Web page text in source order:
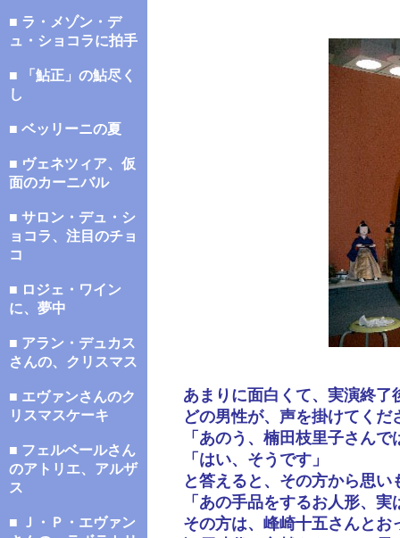
■ ラ・メゾン・デ
ュ・ショコラに拍手
■ 「鮎正」の鮎尽く
し
■ ベッリーニの夏
■ ヴェネツィア、仮
面のカーニバル
■ サロン・デュ・シ
ョコラ、注目のチョ
コ
■ ロジェ・ワイン
に、夢中
■ アラン・デュカス
さんの、クリスマス
■ エヴァンさんのク
リスマスケーキ
■ フェルベールさん
のアトリエ、アルザ
ス
■ Ｊ・Ｐ・エヴァン
あまりに面白くて、実演終
どの男性が、声を掛けてくだ
「あのう、楠田枝里子さん
「はい、そうです」
と答えると、その方から思
「あの手品をするお人形、
その方は、峰崎十五さんと